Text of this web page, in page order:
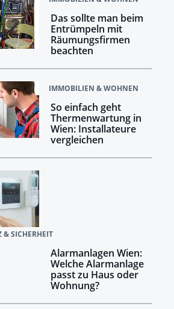
Das sollte man beim
Entrümpeln mit
Räumungsfirmen
beachten
IMMOBILIEN & WOHNEN
So einfach geht
Thermenwartung in
Wien: Installateure
vergleichen
& SICHERHEIT
Alarmanlagen Wien:
Welche Alarmanlage
passt zu Haus oder
Wohnung?